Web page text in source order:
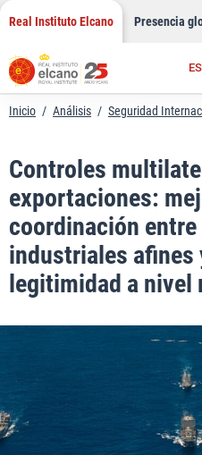
Saltar
contenido
Real Instituto Elcano Presencia
ES
Inicio / Análisis / Seguridad
Controles
exportaciones:
coordinación
industriales
legitimidad a nivel